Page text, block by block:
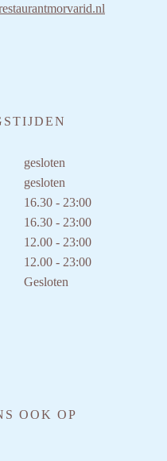
gesloten
gesloten
16.30 - 23:00
16.30 - 23:00
12.00 - 23:00
12.00 - 23:00
Gesloten
OOK OP